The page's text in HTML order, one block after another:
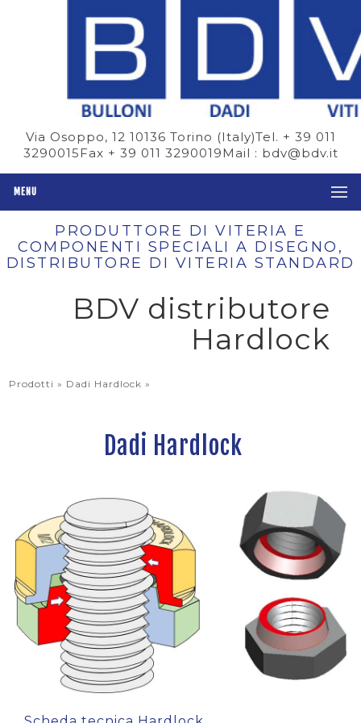
Via Osoppo, 12 10136 Torino (Italy)Tel. + 39 011
3290015Fax + 39 011 3290019Mail : bdv@bdv.it
MENU
PRODUTTORE DI VITERIA E
COMPONENTI SPECIALI A DISEGNO,
DISTRIBUTORE DI VITERIA STANDARD
BDV distributore
Hardlock
Prodotti » Dadi Hardlock»
Dadi Hardlock